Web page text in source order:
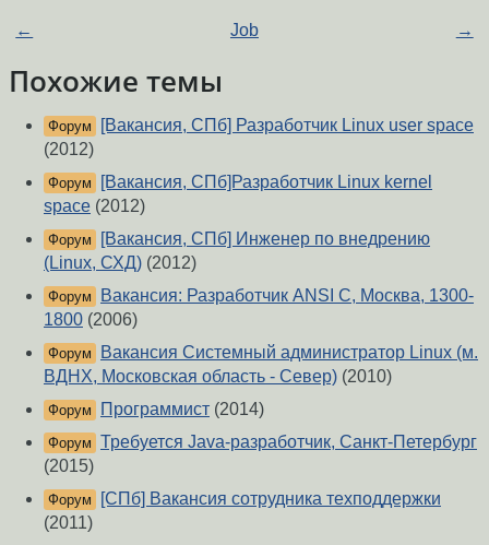
← Job →
Похожие темы
Форум
[Вакансия, СПб] Разработчик Linux user space
(2012)
Форум
[Вакансия, СПб]Разработчик Linux kernel
space (2012)
Форум
[Вакансия, СПб] Инженер по внедрению
(Linux, СХД) (2012)
Форум
Вакансия: Разработчик ANSI C, Москва, 1300-
1800 (2006)
Форум
Вакансия Системный администратор Linux (м.
ВДНХ, Московская область - Север) (2010)
Форум Программист (2014)
Форум Требуется Java-разработчик, Санкт-Петербург
(2015)
Форум
[СПб] Вакансия сотрудника техподдержки
(2011)